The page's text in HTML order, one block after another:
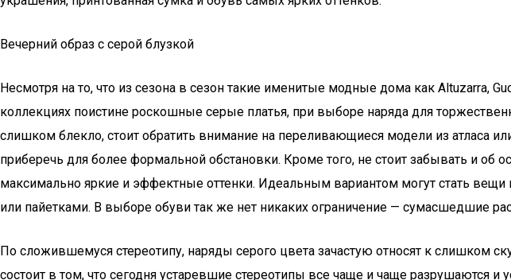
Вечерний образ с серой блузкой
Несмотря на то, что из сезона в сезон такие именитые модные дома как Altuzarra,
коллекциях поистине роскошные серые платья, при выборе наряда для
слишком блекло, стоит обратить внимание на переливающиеся модели из атласа
приберечь для более формальной обстановки. Кроме того, не стоит забывать и об
максимально яркие и эффектные оттенки. Идеальным вариантом могут стать
или пайетками. В выборе обуви так же нет никаких ограничение — сумасшедшие
По сложившемуся стереотипу, наряды серого цвета зачастую относят к слишком
состоит в том, что сегодня устаревшие стереотипы все чаще и чаще разрушаются